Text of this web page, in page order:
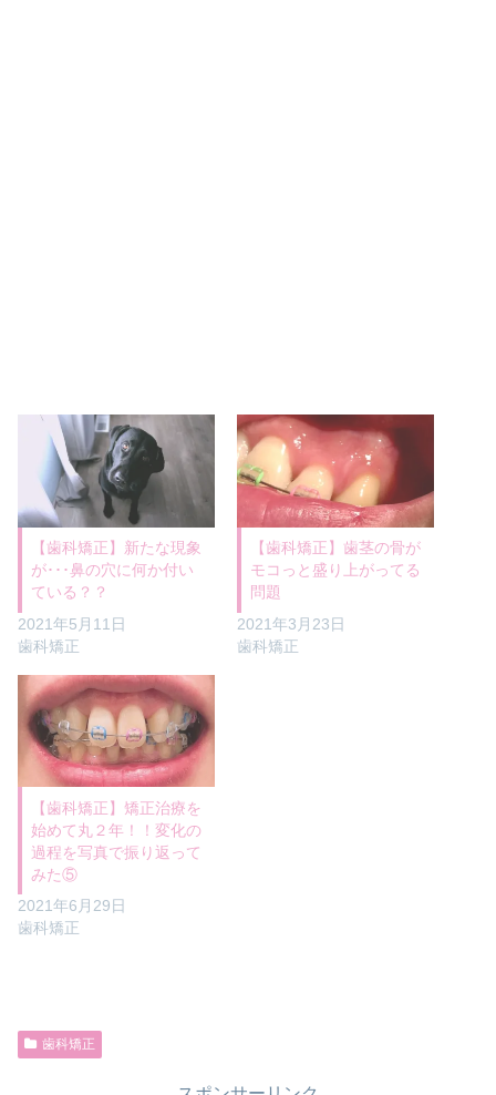
【歯科矯正】新たな現象
が･･･鼻の穴に何か付い
ている？？
2021年5月11日
歯科矯正
【歯科矯正】歯茎の骨が
モコっと盛り上がってる
問題
2021年3月23日
歯科矯正
【歯科矯正】矯正治療を
始めて丸２年！！変化の
過程を写真で振り返って
みた⑤
2021年6月29日
歯科矯正
歯科矯正